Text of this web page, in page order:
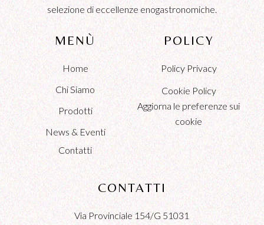
selezione di eccellenze enogastronomiche.
MENÙ
Home
Chi Siamo
Prodotti
News & Eventi
Contatti
POLICY
Policy Privacy
Cookie Policy
Aggiorna le preferenze sui
cookie
CONTATTI
Via Provinciale 154/G 51031